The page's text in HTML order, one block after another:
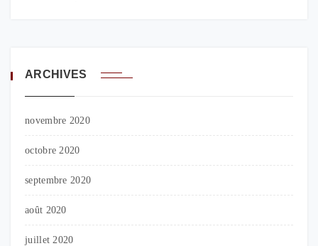
ARCHIVES
novembre 2020
octobre 2020
septembre 2020
août 2020
juillet 2020